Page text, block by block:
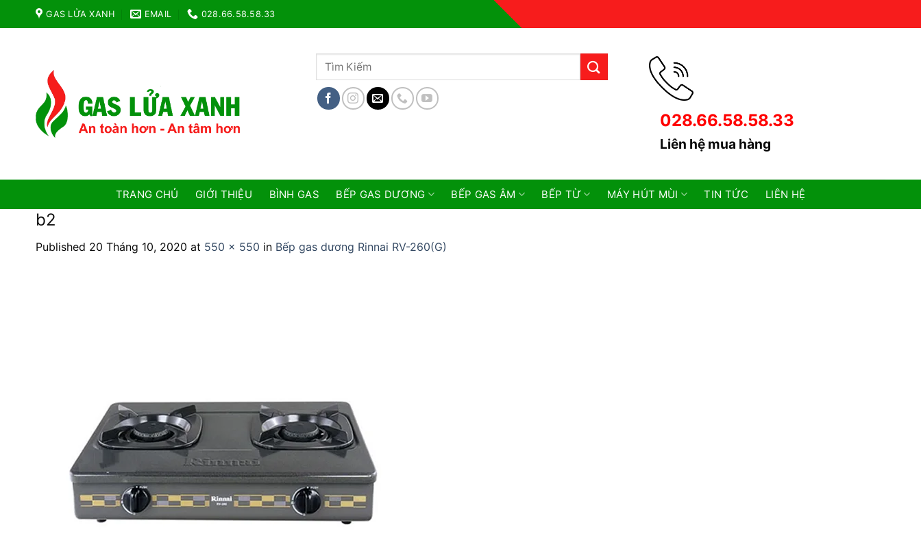
to
GAS LỬA XANH EMAIL 028.66.58.58.33
Tìm
kiếm:
028.66.58.58.33
Liên hệ mua hàng
TRANG CHỦ GIỚI THIỆU BÌNH GAS BẾP GAS DƯƠNG BẾP GAS ÂM BẾP TỪ MÁY HÚT MÙI TIN TỨC LIÊN HỆ
b2
Published 20 Tháng 10, 2020 at 550 × 550 in Bếp gas dương Rinnai RV-260(G)